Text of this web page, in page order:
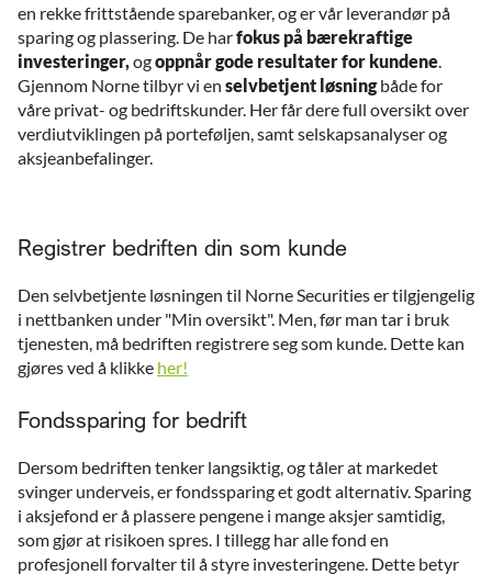
en rekke frittstående sparebanker, og er vår leverandør på
sparing og plassering. De harfokus på bærekraftige
investeringer,ogoppnår gode resultater for kundene.
Gjennom Norne tilbyr vi en selvbetjent løsningbåde for
våre privat- og bedriftskunder. Her får dere full oversikt over
verdiutviklingen på porteføljen, samt selskapsanalyser og
aksjeanbefalinger.
Registrer bedriften din som kunde
Den selvbetjente løsningen til Norne Securities er tilgjengelig
i nettbanken under "Min oversikt". Men, før man tar i bruk
tjenesten, må bedriften registrere seg som kunde. Dette kan
gjøres ved å klikke her!
Fondssparing for bedrift
Dersom bedriften tenker langsiktig, og tåler at markedet
svinger underveis, er fondssparing et godt alternativ. Sparing
i aksjefond er å plassere pengene i mange aksjer samtidig,
som gjør at risikoen spres. I tillegg har alle fond en
profesjonell forvalter til å styre investeringene. Dette betyr